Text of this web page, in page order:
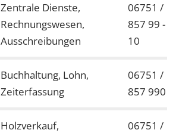
Zentrale Dienste,
Rechnungswesen,
Ausschreibungen
06751 /
857 99 -
10
Buchhaltung, Lohn,
Zeiterfassung
06751 /
857 990
Holzverkauf,
06751 /